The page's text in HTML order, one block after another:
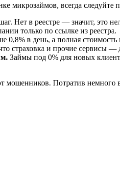
микрозаймов, всегда следуйте
Нет в реестре — значит, это
только по ссылке из реестра.
0,8% в день, а полная
страховка и прочие сервисы —
Займы под 0% для новых
мошенников. Потратив